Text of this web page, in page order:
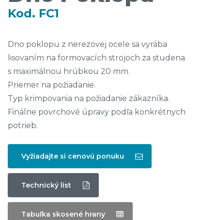
Kod. FC1
Dno poklopu z nerezovej ocele sa vyrába
lisovaním na formovacích strojoch za studena
s maximálnou hrúbkou 20 mm.
Priemer na požiadanie.
Typ krimpovania na požiadanie zákazníka.
Finálne povrchové úpravy podľa konkrétnych
potrieb.
Vyžiadajte si cenovú ponuku
Technický list
Tabuľka skosené hrany